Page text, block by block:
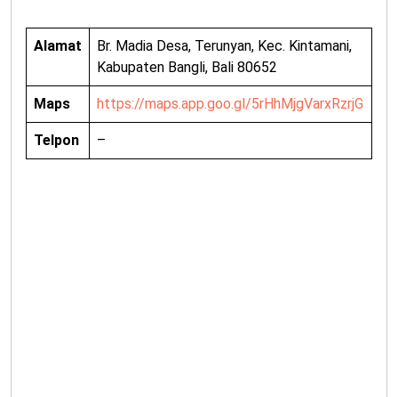
Alamat
Br. Madia Desa, Terunyan, Kec. Kintamani,
Kabupaten Bangli, Bali 80652
Maps https://maps.app.goo.gl/5rHhMjgVarxRzrjG
Telpon –